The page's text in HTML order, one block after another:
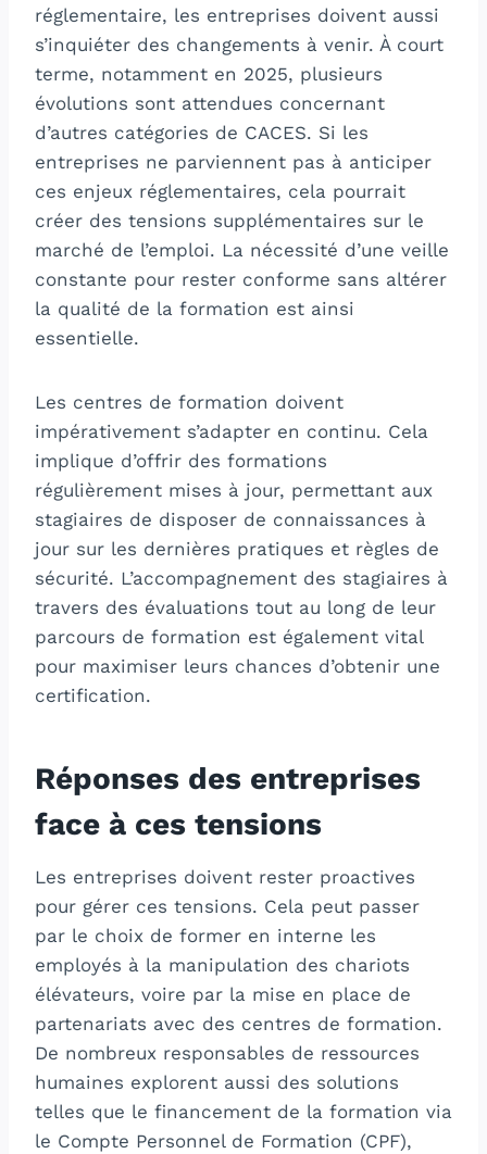
réglementaire, les entreprises doivent aussi
s’inquiéter des changements à venir. À court
terme, notamment en 2025, plusieurs
évolutions sont attendues concernant
d’autres catégories de CACES. Si les
entreprises ne parviennent pas à anticiper
ces enjeux réglementaires, cela pourrait
créer des tensions supplémentaires sur le
marché de l’emploi. La nécessité d’une veille
constante pour rester conforme sans altérer
la qualité de la formation est ainsi
essentielle.
Les centres de formation doivent
impérativement s’adapter en continu. Cela
implique d’offrir des formations
régulièrement mises à jour, permettant aux
stagiaires de disposer de connaissances à
jour sur les dernières pratiques et règles de
sécurité. L’accompagnement des stagiaires à
travers des évaluations tout au long de leur
parcours de formation est également vital
pour maximiser leurs chances d’obtenir une
certification.
Réponses des entreprises
face à ces tensions
Les entreprises doivent rester proactives
pour gérer ces tensions. Cela peut passer
par le choix de former en interne les
employés à la manipulation des chariots
élévateurs, voire par la mise en place de
partenariats avec des centres de formation.
De nombreux responsables de ressources
humaines explorent aussi des solutions
telles que le financement de la formation via
le Compte Personnel de Formation (CPF),